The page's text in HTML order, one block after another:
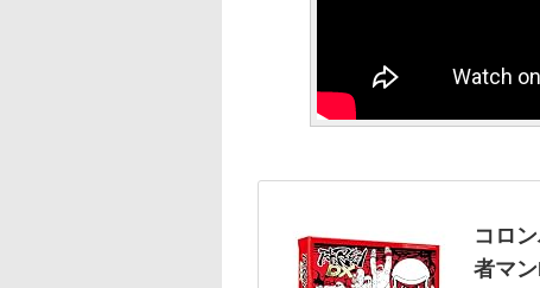
コロ
者マ